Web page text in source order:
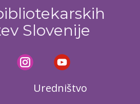
Slovenije
Uredništvo